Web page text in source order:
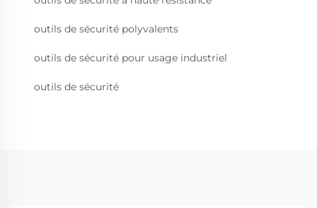
outils de sécurité polyvalents
outils de sécurité pour usage industriel
outils de sécurité